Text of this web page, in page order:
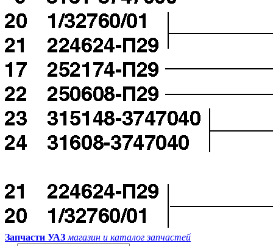
Запчасти УАЗ магазин и каталог запчастей